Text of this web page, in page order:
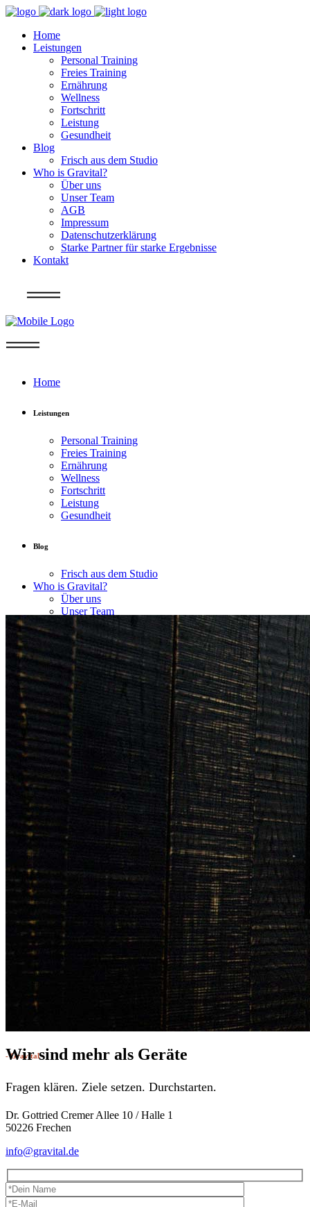
Home
Leistungen
Personal Training
Freies Training
Ernährung
Wellness
Fortschritt
Leistung
Gesundheit
Blog
Frisch aus dem Studio
Who is Gravital?
Über uns
Unser Team
AGB
Impressum
Datenschutzerklärung
Starke Partner für starke Ergebnisse
Kontakt
Home
Leistungen
Personal Training
Freies Training
Ernährung
Wellness
Fortschritt
Leistung
Gesundheit
Blog
Frisch aus dem Studio
Who is Gravital?
Über uns
Unser Team
AGB
Impressum
Datenschutzerklärung
Starke Partner für starke Ergebnisse
Kontakt
- Gravital -
Kontakt
Wir sind mehr als Geräte
Fragen klären. Ziele setzen. Durchstarten.
Dr. Gottried Cremer Allee 10 / Halle 1
50226 Frechen
info@gravital.de